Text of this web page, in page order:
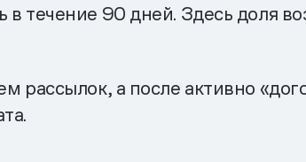
течение 90 дней. Здесь доля
рассылок, а после активно